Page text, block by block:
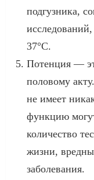
подгузника,
37°С.
Потенция —
половому
не имеет
функцию
количество
жизни,
заболевания.